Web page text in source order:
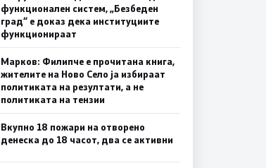
функционален систем, „Безбеден
град“ е доказ дека институциите
функционираат
Марков: Филипче е прочитана книга,
жителите на Ново Село ја избираат
политиката на резултати, а не
политиката на тензии
Вкупно 18 пожари на отворено
денеска до 18 часот, два се активни